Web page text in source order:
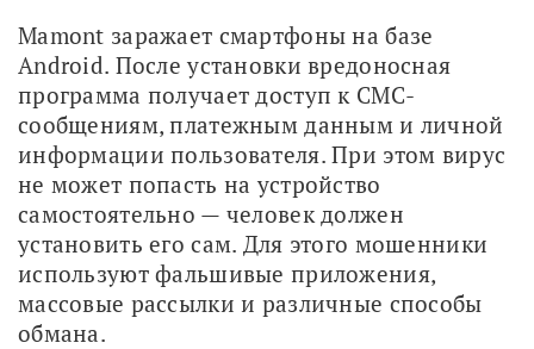
Mamont заражает смартфоны на базе
Android. После установки вредоносная
программа получает доступ к СМС-
сообщениям, платежным данным и личной
информации пользователя. При этом вирус
не может попасть на устройство
самостоятельно — человек должен
установить его сам. Для этого мошенники
используют фальшивые приложения,
массовые рассылки и различные способы
обмана.